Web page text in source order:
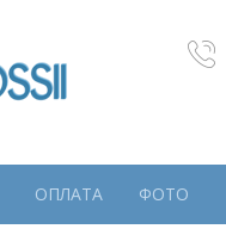
ОПЛАТА ФОТО